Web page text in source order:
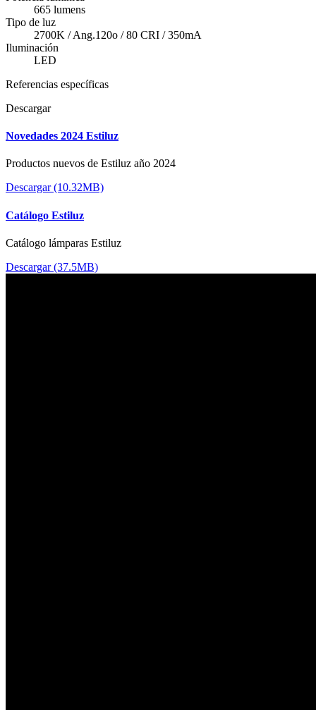
665 lumens
Tipo de luz
2700K / Ang.120o / 80 CRI / 350mA
Iluminación
LED
Referencias específicas
Descargar
Novedades 2024 Estiluz
Productos nuevos de Estiluz año 2024
Descargar (10.32MB)
Catálogo Estiluz
Catálogo lámparas Estiluz
Descargar (37.5MB)